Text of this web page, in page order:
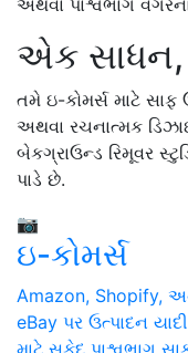
એક સાધન,
તમે ઇ-કોમર્સ માટે સાફ
અથવા રચનાત્મક
બેકગ્રાઉન્ડ રિમૂવર
પાડે છે.
📷
ઇ-કોમર્સ
Amazon, Shopify,
eBay પર ઉત્પાદન
માટે સફેદ પાશ્વભાગ